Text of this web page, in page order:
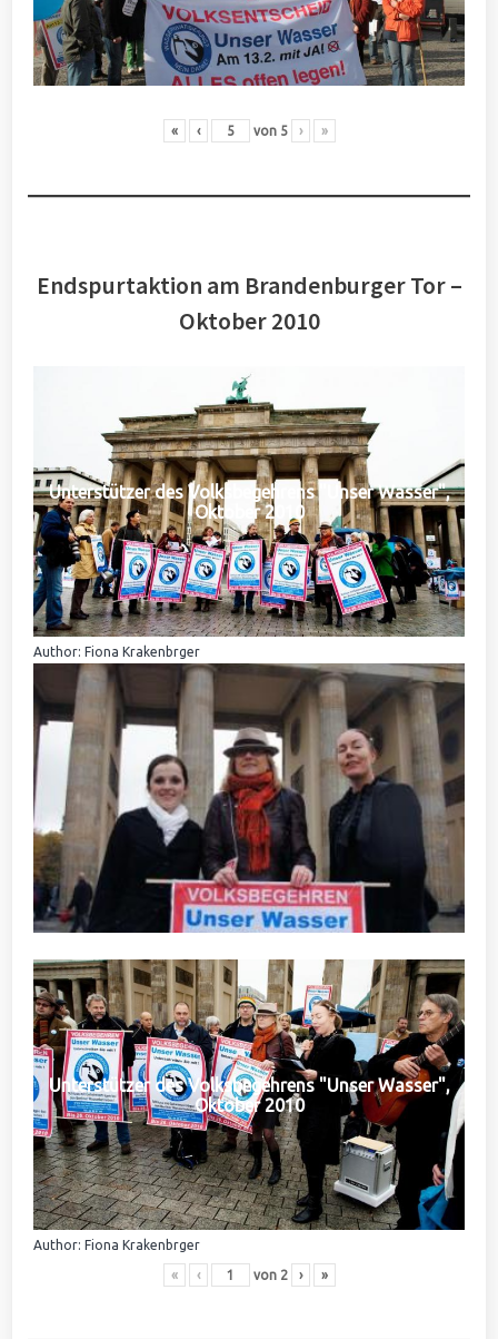
« ‹ von 5 › »
Endspurtaktion am Brandenburger Tor –
Oktober 2010
Unterstützer des Volksbegehrens "Unser Wasser",
Oktober 2010
Author: Fiona Krakenbrger
Unterstützer des Volksbegehrens "Unser Wasser",
Oktober 2010
Author: Fiona Krakenbrger
« ‹ von 2 › »